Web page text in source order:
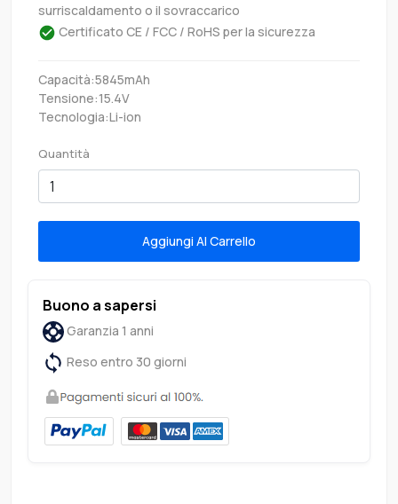
surriscaldamento o il sovraccarico
Certificato CE / FCC / RoHS per la sicurezza
Capacità:5845mAh
Tensione:15.4V
Tecnologia:Li-ion
Quantità
Aggiungi Al Carrello
Buono a sapersi
Garanzia 1 anni
Reso entro 30 giorni